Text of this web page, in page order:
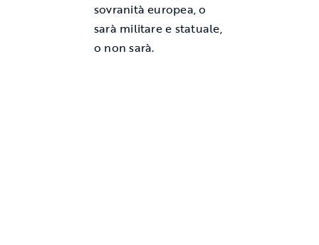
sovranità europea, o
sarà militare e statuale,
o non sarà.